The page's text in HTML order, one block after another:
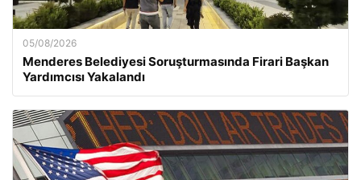
05/08/2026
Menderes Belediyesi Soruşturmasında Firari Başkan
Yardımcısı Yakalandı